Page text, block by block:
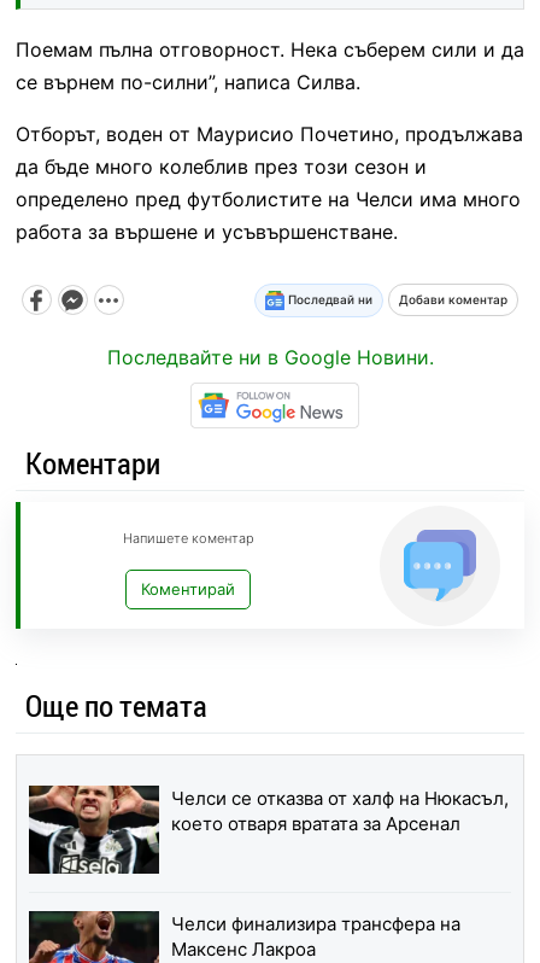
Поемам пълна отговорност. Нека съберем сили и да
се върнем по-силни”, написа Силва.
Отборът, воден от Маурисио Почетино, продължава
да бъде много колеблив през този сезон и
определено пред футболистите на Челси има много
работа за вършене и усъвършенстване.
Последвай ни Добави коментар
Последвайте ни в Google Новини.
Коментари
Напишете коментар
Коментирай
Още по темата
Челси се отказва от халф на Нюкасъл,
което отваря вратата за Арсенал
Челси финализира трансфера на
Максенс Лакроа